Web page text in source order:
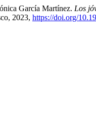
García Martínez. Los
2023, https://doi.org/